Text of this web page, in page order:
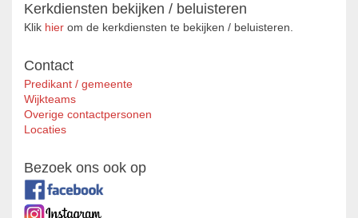
Kerkdiensten bekijken / beluisteren
Klik hier om de kerkdiensten te bekijken / beluisteren.
Contact
Predikant / gemeente
Wijkteams
Overige contactpersonen
Locaties
Bezoek ons ook op